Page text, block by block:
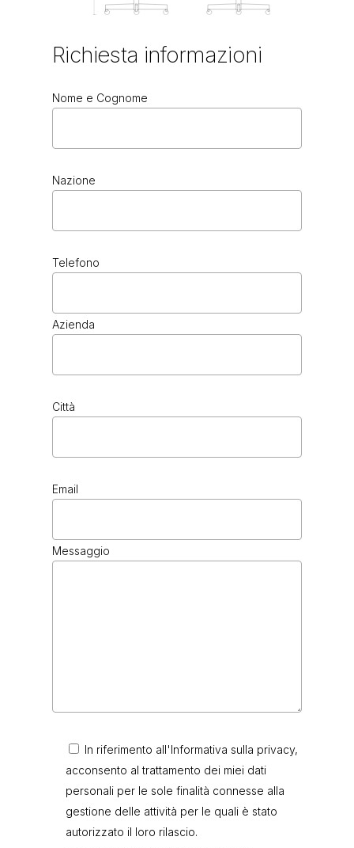
Richiesta informazioni
Nome e Cognome
Nazione
Telefono
Azienda
Città
Email
Messaggio
In riferimento all'Informativa sulla privacy,
acconsento al trattamento dei miei dati
personali per le sole finalità connesse alla
gestione delle attività per le quali è stato
autorizzato il loro rilascio.